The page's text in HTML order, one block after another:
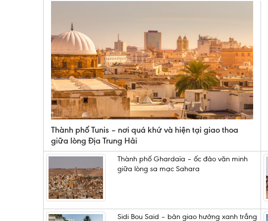
Thành phố Tunis – nơi quá khứ và hiện tại giao thoa
giữa lòng Địa Trung Hải
Thành phố Ghardaïa – ốc đảo văn minh
giữa lòng sa mạc Sahara
Sidi Bou Said – bản giao hưởng xanh trắng